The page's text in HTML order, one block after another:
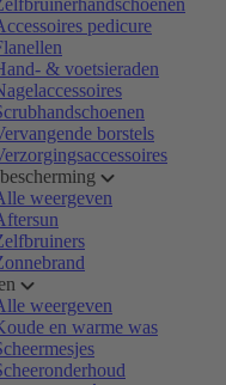
pedicure
& voetsieraden
borstels
weergeven
weergeven
en warme was